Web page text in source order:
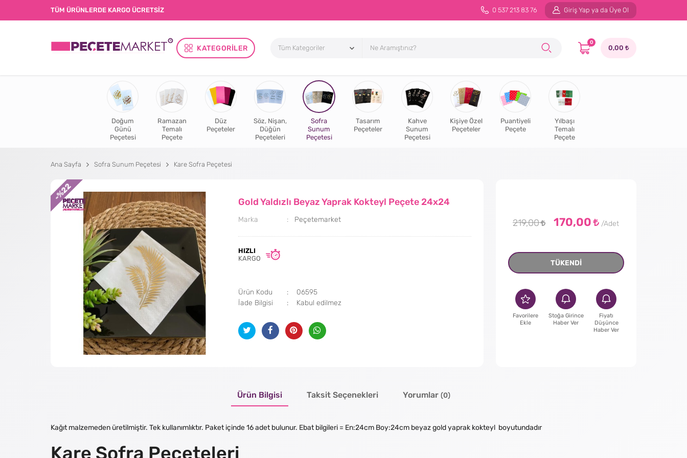
TÜM ÜRÜNLERDE KARGO ÜCRETSİZ 0 537 213 83 76 Giriş Yap ya da Üye Ol
KATEGORILER
0
0,00
Doğum
Günü
Peçetesi
Ramazan
Temalı
Peçete
Düz
Peçeteler
Söz, Nişan,
Düğün
Peçeteleri
Sofra
Sunum
Peçetesi
Tasarım
Peçeteler
Kahve
Sunum
Peçetesi
Kişiye Özel
Peçeteler
Puantiyeli
Peçete
Yılbaşı
Temalı
Peçete
Ana Sayfa Sofra Sunum Peçetesi Kare Sofra Peçetesi
Gold Yaldızlı Beyaz Yaprak Kokteyl Peçete 24x24
Marka Peçetemarket
HIZLI
KARGO
Ürün Kodu
06595
İade Bilgisi
219,00
-
%22
170,00
TÜKENDİ
Favorilere
Ekle
Stoğa Girince
Haber Ver
Fiyatı
Düşünce
Haber Ver
Ürün Bilgisi Taksit Seçenekleri Yorumlar (0)
Kağıt malzemeden üretilmiştir. Tek kullanımlıktır. Paket içinde 16 adet bulunur. Ebat bilgileri = En:24cm Boy:24cm beyaz gold yaprak kokteyl boyutundadır
Kare Sofra Peçeteleri